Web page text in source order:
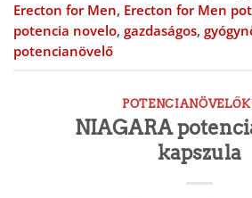
Erecton for Men, Erecton for Men
potencia novelo, gazdaságos,
potencianövelő
NIAGARA
kapszula